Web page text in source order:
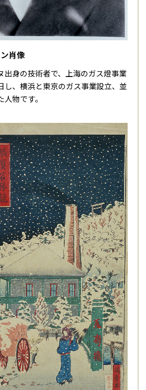
肖像
出身の技術者で、上海のガス燈事業
し、横浜と東京のガス事業設立、並
物です。